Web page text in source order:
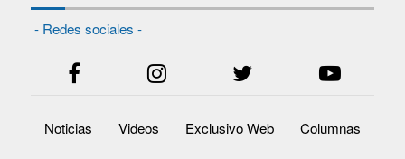
- Redes sociales -
Noticias Videos Exclusivo Web Columnas